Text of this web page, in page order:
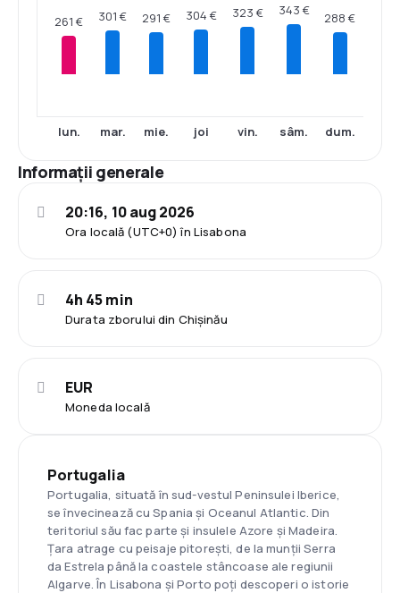
261 €
lun.
301 €
mar.
291 €
mie.
304 €
joi
323 €
vin.
343 €
sâm.
288 €
dum.
Informații generale
Ora locală (UTC+0) în Lisabona
20:16, 10 aug 2026
Durata zborului din Chișinău
4h 45 min
Moneda locală
EUR
Portugalia
Portugalia, situată în sud-vestul Peninsulei Iberice,
se învecinează cu Spania și Oceanul Atlantic. Din
teritoriul său fac parte și insulele Azore și Madeira.
Țara atrage cu peisaje pitorești, de la munții Serra
da Estrela până la coastele stâncoase ale regiunii
Algarve. În Lisabona și Porto poți descoperi o istorie